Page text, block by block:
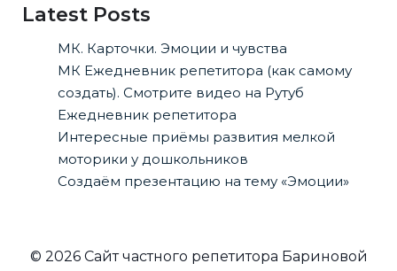
Latest Posts
МК. Карточки. Эмоции и чувства
МК Ежедневник репетитора (как самому
создать). Смотрите видео на Рутуб
Ежедневник репетитора
Интересные приёмы развития мелкой
моторики у дошкольников
Создаём презентацию на тему «Эмоции»
© 2026 Сайт частного репетитора Бариновой